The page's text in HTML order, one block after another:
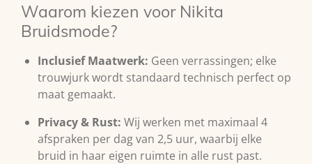
Waarom kiezen voor Nikita
Bruidsmode?
Inclusief Maatwerk: Geen verrassingen; elke
trouwjurk wordt standaard technisch perfect op
maat gemaakt.
Privacy & Rust: Wij werken met maximaal 4
afspraken per dag van 2,5 uur, waarbij elke
bruid in haar eigen ruimte in alle rust past.